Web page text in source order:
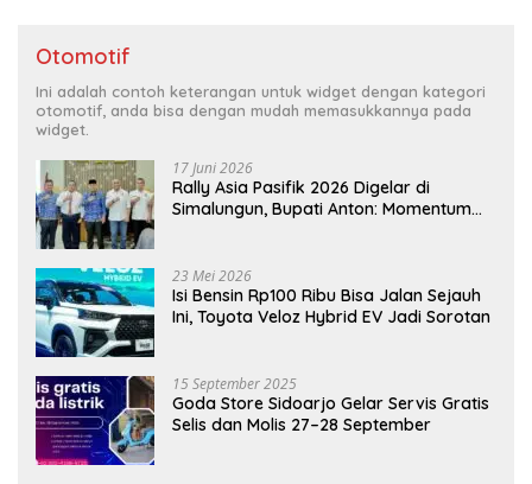
Otomotif
Ini adalah contoh keterangan untuk widget dengan kategori
otomotif, anda bisa dengan mudah memasukkannya pada
widget.
17 Juni 2026
Rally Asia Pasifik 2026 Digelar di
Simalungun, Bupati Anton: Momentum
23 Mei 2026
Isi Bensin Rp100 Ribu Bisa Jalan Sejauh
Ini, Toyota Veloz Hybrid EV Jadi Sorotan
15 September 2025
Goda Store Sidoarjo Gelar Servis Gratis
Selis dan Molis 27–28 September